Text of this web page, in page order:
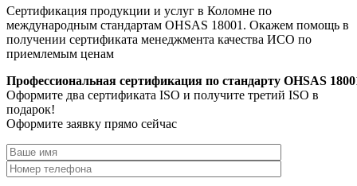
Сертификация продукции и услуг в Коломне по
международным стандартам OHSAS 18001. Окажем помощь в
получении сертификата менеджмента качества ИСО по
приемлемым ценам
Профессиональная сертификация по стандарту OHSAS
Оформите два сертификата ISO и получите третий ISO в
подарок!
Оформите заявку прямо сейчас